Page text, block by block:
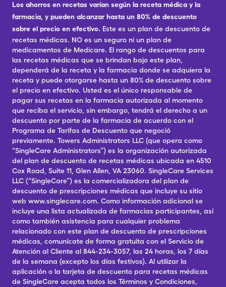
Los ahorros en recetas varían según la receta médica y la
farmacia, y pueden alcanzar hasta un 80% de descuento
sobre el precio en efectivo. Este es un plan de descuento de
recetas médicas. NO es un seguro ni un plan de
medicamentos de Medicare. El rango de descuentos para
las recetas médicas que se brindan bajo este plan,
dependerá de la receta y la farmacia donde se adquiera la
receta y puede otorgarse hasta un 80% de descuento sobre
el precio en efectivo. Usted es el único responsable de
pagar sus recetas en la farmacia autorizada al momento
que reciba el servicio, sin embargo, tendrá el derecho a un
descuento por parte de la farmacia de acuerdo con el
Programa de Tarifas de Descuento que negoció
previamente. Towers Administrators LLC (que opera como
“SingleCare Administrators”) es la organización autorizada
del plan de descuento de recetas médicas ubicada en 4510
Cox Road, Suite 11, Glen Allen, VA 23060. SingleCare Services
LLC (“SingleCare”) es la comercializadora del plan de
descuento de prescripciones médicas que incluye su sitio
web www.singlecare.com. Como información adicional se
incluye una lista actualizada de farmacias participantes, así
como también asistencia para cualquier problema
relacionado con este plan de descuento de prescripciones
médicas, comunícate de forma gratuita con el Servicio de
Atención al Cliente al 844-234-3057, las 24 horas, los 7 días
de la semana (excepto los días festivos). Al utilizar la
aplicación o la tarjeta de descuento para recetas médicas
de SingleCare acepta todos los Términos y Condiciones,